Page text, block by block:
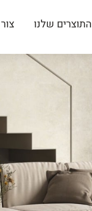
התוצרים שלנו